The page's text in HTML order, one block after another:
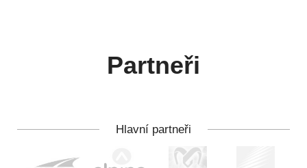
Partneři